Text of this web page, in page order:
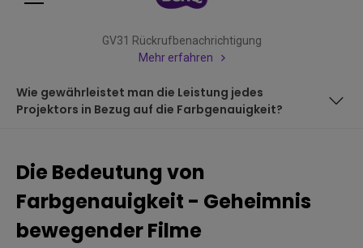
GV31 Rückrufbenachrichtigung
Mehr erfahren
Wie gewährleistet man die Leistung jedes
Projektors in Bezug auf die Farbgenauigkeit?
Farbgenauigkeit?
Kann ein Farbumfang, der Rec.709 erreicht, als farbgenau
bezeichnet werden?
Wie erklärt man die Genauigkeit einer Farbwiedergabe?
Was bedeutet „CIE dE2000“?
Die Bedeutung von
Farbgenauigkeit - Geheimnis
bewegender Filme